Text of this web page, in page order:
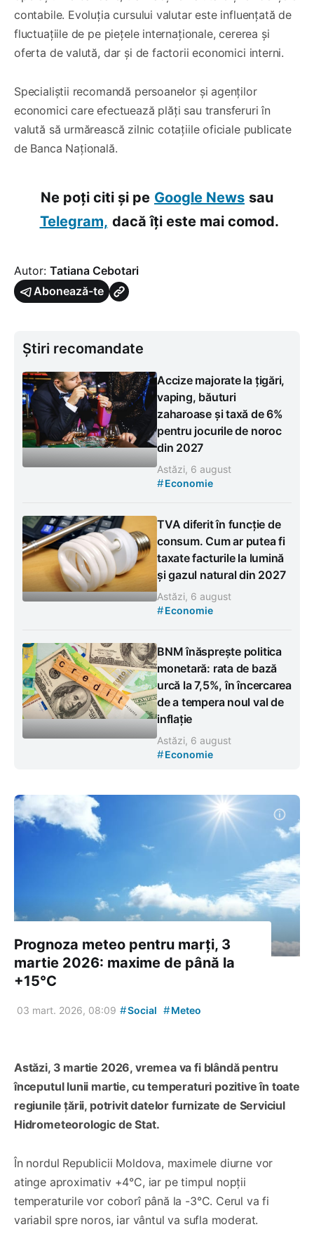
contabile. Evoluția cursului valutar este influențată de
fluctuațiile de pe piețele internaționale, cererea și
oferta de valută, dar și de factorii economici interni.
Specialiștii recomandă persoanelor și agenților
economici care efectuează plăți sau transferuri în
valută să urmărească zilnic cotațiile oficiale publicate
de Banca Națională.
Ne poți citi și pe Google News sau
Telegram, dacă îți este mai comod.
Autor: Tatiana Cebotari
Abonează-te
Știri recomandate
Accize majorate la țigări,
vaping, băuturi
zaharoase și taxă de 6%
pentru jocurile de noroc
din 2027
Astăzi, 6 august
#Economie
TVA diferit în funcție de
consum. Cum ar putea fi
taxate facturile la lumină
și gazul natural din 2027
Astăzi, 6 august
#Economie
BNM înăsprește politica
monetară: rata de bază
urcă la 7,5%, în încercarea
de a tempera noul val de
inflație
Astăzi, 6 august
#Economie
Prognoza meteo pentru marți, 3
martie 2026: maxime de până la
+15°C
03 mart. 2026, 08:09 #Social #Meteo
Astăzi, 3 martie 2026, vremea va fi blândă pentru
începutul lunii martie, cu temperaturi pozitive în toate
regiunile țării, potrivit datelor furnizate de Serviciul
Hidrometeorologic de Stat.
În nordul Republicii Moldova, maximele diurne vor
atinge aproximativ +4°C, iar pe timpul nopții
temperaturile vor coborî până la -3°C. Cerul va fi
variabil spre noros, iar vântul va sufla moderat.